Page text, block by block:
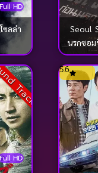
โรแมนติก
โรแมนติก(172)
Romantic (5)
Comedy(3)
Samurai (6)
Satire (13)
HD
ซลล่า
Seoul
นรกซอ
Track
HD
5.6